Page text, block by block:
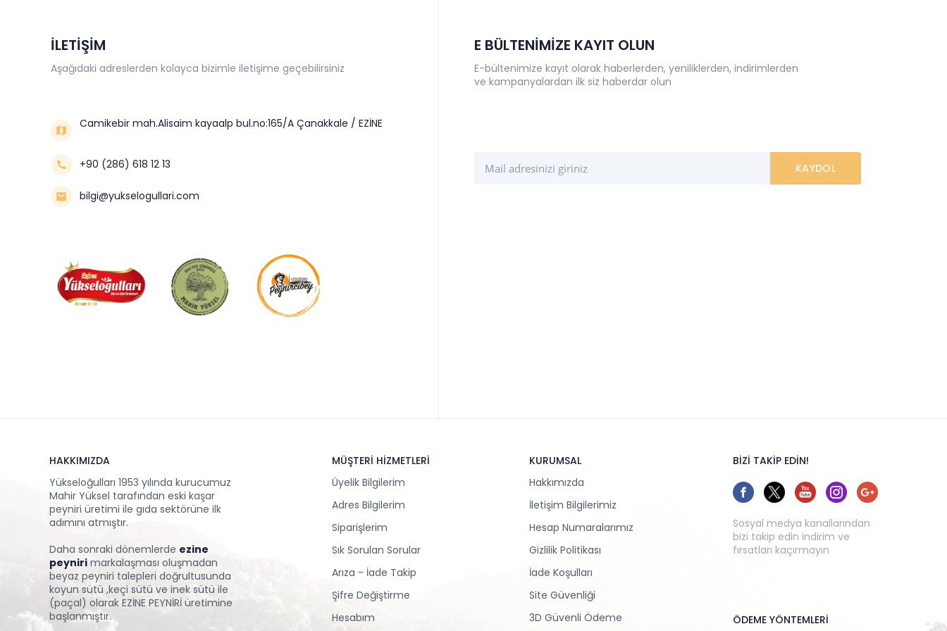
İLETİŞİM
Aşağıdaki adreslerden kolayca bizimle iletişime geçebilirsiniz
Camikebir mah.Alisaim kayaalp bul.no:165/A Çanakkale / EZİNE
+90 (286) 618 12 13
bilgi@yukselogullari.com
E BÜLTENİMİZE KAYIT OLUN
E-bültenimize kayıt olarak haberlerden, yeniliklerden, indirimlerden
ve kampanyalardan ilk siz haberdar olun
HAKKIMIZDA
Yükseloğulları 1953 yılında kurucumuz
Mahir Yüksel tarafından eski kaşar
peyniri üretimi ile gıda sektörüne ilk
adımını atmıştır.
Daha sonraki dönemlerde ezine
peynirimarkalaşması oluşmadan
beyaz peyniri talepleri doğrultusunda
koyun sütü ,keçi sütü ve inek sütü ile
(paçal) olarak EZİNE PEYNİRİ üretimine
başlanmıştır.
MÜŞTERİ HİZMETLERİ
Üyelik Bilgilerim
Adres Bilgilerim
Siparişlerim
Sık Sorulan Sorular
Arıza - İade Takip
Şifre Değiştirme
Hesabım
KURUMSAL
Hakkımızda
İletişim Bilgilerimiz
Hesap Numaralarımız
Gizlilik Politikası
İade Koşulları
Site Güvenliği
3D Güvenli Ödeme
BİZİ TAKİP EDİN!
Sosyal medya kanallarından
bizi takip edin indirim ve
fırsatları kaçırmayın
ÖDEME YÖNTEMLERİ